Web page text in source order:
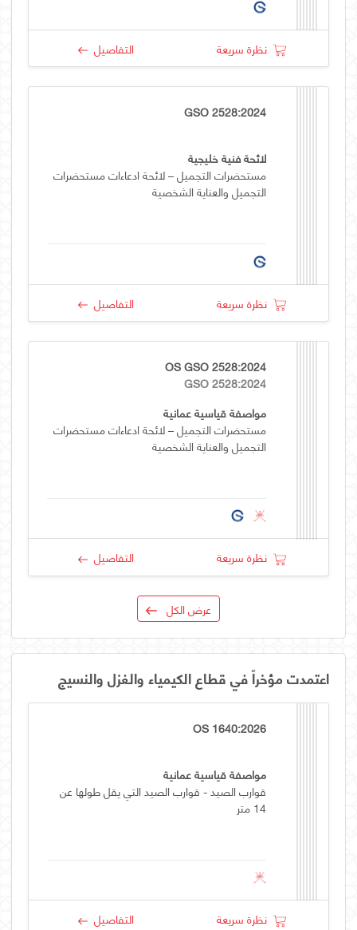
نظرة سريعة التفاصيل
GSO 2528:2024
لائحة فنية خليجية
مستحضرات التجميل – لائحة ادعاءات مستحضرات
التجميل والعناية الشخصية
نظرة سريعة التفاصيل
OS GSO 2528:2024
GSO 2528:2024
مواصفة قياسية عمانية
مستحضرات التجميل – لائحة ادعاءات مستحضرات
التجميل والعناية الشخصية
نظرة سريعة التفاصيل
عرض الكل
اعتمدت مؤخراً في قطاع الكيمياء والغزل والنسيج
OS 1640:2026
مواصفة قياسية عمانية
قوارب الصيد - قوارب الصيد التي يقل طولها عن
14 متر
نظرة سريعة التفاصيل